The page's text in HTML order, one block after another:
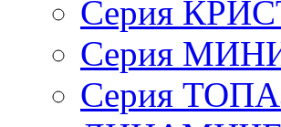
Серия
Серия
Серия